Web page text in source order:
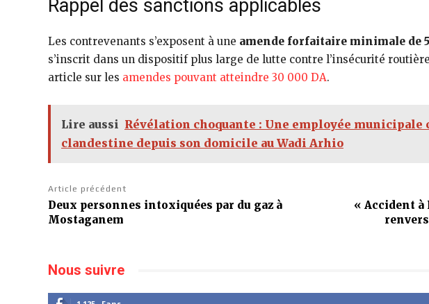
Rappel des sanctions applicables
Les contrevenants s’exposent à une amende forfaitaire minimale de
s’inscrit dans un dispositif plus large de lutte contre l’insécurité
article sur les amendes pouvant atteindre 30 000 DA.
Lire aussi Révélation choquante : Une employée
clandestine depuis son domicile au Wadi Arhio
Article précédent
Deux personnes intoxiquées par du gaz à
Mostaganem
« Accident à
Nous suivre